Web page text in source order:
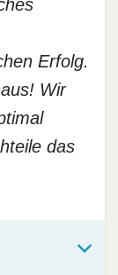
Erfolg.
Wir
das